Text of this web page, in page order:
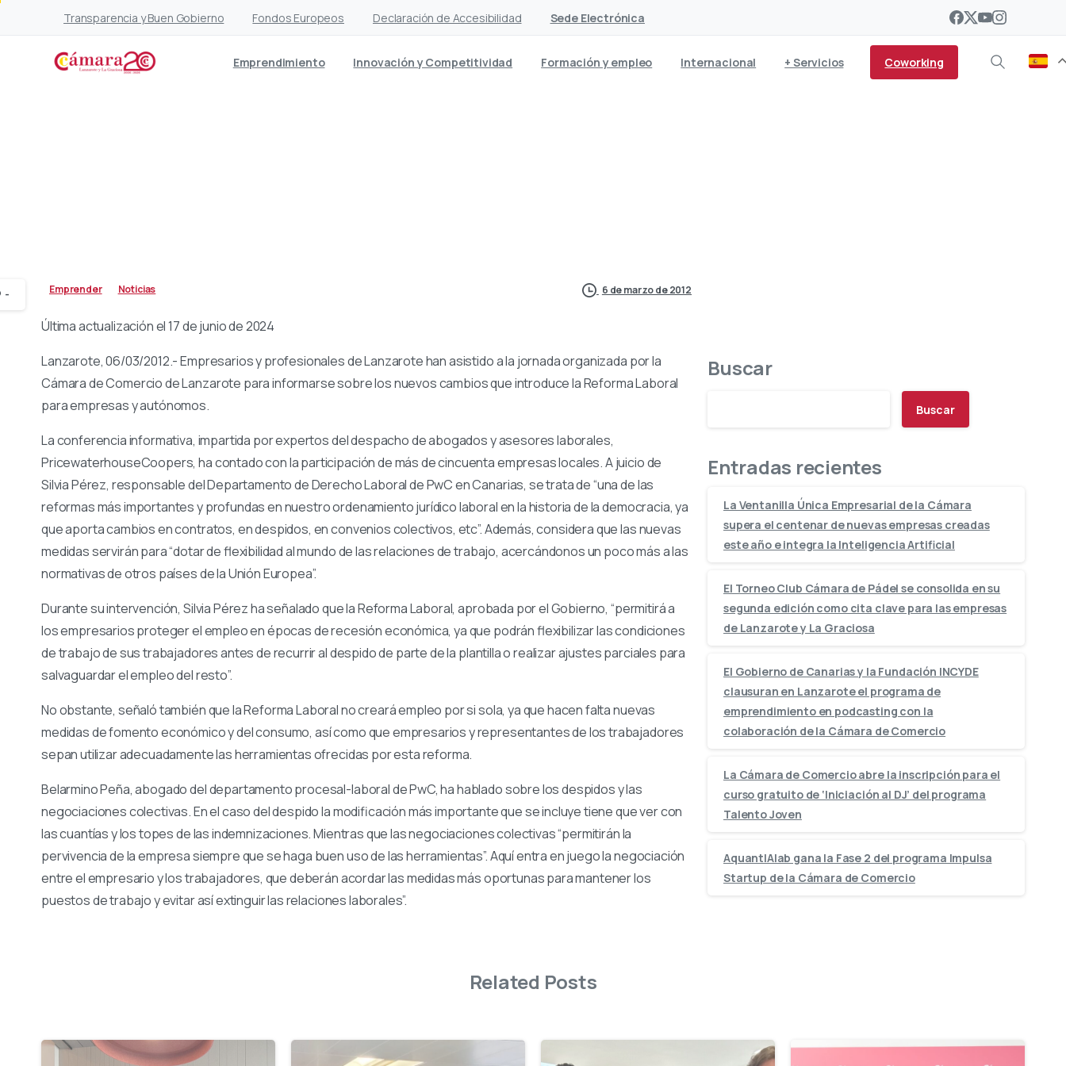
Transparencia y Buen Gobierno Fondos Europeos Declaración de Accesibilidad Sede Electrónica
Emprendimiento Innovación y Competitividad Formación y empleo Internacional + Servicios Coworking
Emprender Noticias 6 de marzo de 2012
Última actualización el 17 de junio de 2024
Lanzarote, 06/03/2012.- Empresarios y profesionales de Lanzarote han asistido a la jornada organizada por la
Cámara de Comercio de Lanzarote para informarse sobre los nuevos cambios que introduce la Reforma Laboral
para empresas y autónomos.
La conferencia informativa, impartida por expertos del despacho de abogados y asesores laborales,
PricewaterhouseCoopers, ha contado con la participación de más de cincuenta empresas locales. A juicio de
Silvia Pérez, responsable del Departamento de Derecho Laboral de PwC en Canarias, se trata de “una de las
reformas más importantes y profundas en nuestro ordenamiento jurídico laboral en la historia de la democracia, ya
que aporta cambios en contratos, en despidos, en convenios colectivos, etc”. Además, considera que las nuevas
medidas servirán para “dotar de flexibilidad al mundo de las relaciones de trabajo, acercándonos un poco más a las
normativas de otros países de la Unión Europea”.
Durante su intervención, Silvia Pérez ha señalado que la Reforma Laboral, aprobada por el Gobierno, “permitirá a
los empresarios proteger el empleo en épocas de recesión económica, ya que podrán flexibilizar las condiciones
de trabajo de sus trabajadores antes de recurrir al despido de parte de la plantilla o realizar ajustes parciales para
salvaguardar el empleo del resto”.
No obstante, señaló también que la Reforma Laboral no creará empleo por si sola, ya que hacen falta nuevas
medidas de fomento económico y del consumo, así como que empresarios y representantes de los trabajadores
sepan utilizar adecuadamente las herramientas ofrecidas por esta reforma.
Belarmino Peña, abogado del departamento procesal-laboral de PwC, ha hablado sobre los despidos y las
negociaciones colectivas. En el caso del despido la modificación más importante que se incluye tiene que ver con
las cuantías y los topes de las indemnizaciones. Mientras que las negociaciones colectivas “permitirán la
pervivencia de la empresa siempre que se haga buen uso de las herramientas”. Aquí entra en juego la negociación
entre el empresario y los trabajadores, que deberán acordar las medidas más oportunas para mantener los
puestos de trabajo y evitar así extinguir las relaciones laborales”.
-
Buscar
Buscar
Entradas recientes
La Ventanilla Única Empresarial de la Cámara
supera el centenar de nuevas empresas creadas
este año e integra la Inteligencia Artificial
El Torneo Club Cámara de Pádel se consolida en su
segunda edición como cita clave para las empresas
de Lanzarote y La Graciosa
El Gobierno de Canarias y la Fundación INCYDE
clausuran en Lanzarote el programa de
emprendimiento en podcasting con la
colaboración de la Cámara de Comercio
La Cámara de Comercio abre la inscripción para el
curso gratuito de ‘Iniciación al DJ’ del programa
Talento Joven
AquantIAlab gana la Fase 2 del programa Impulsa
Startup de la Cámara de Comercio
Related Posts